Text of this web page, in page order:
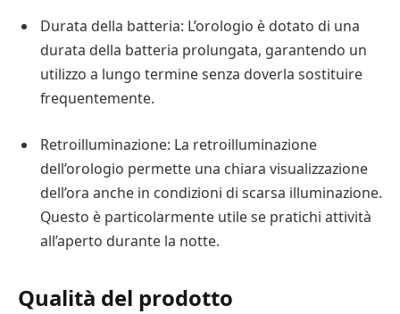
Durata della batteria: L’orologio è dotato di una
durata della batteria prolungata, garantendo un
utilizzo a lungo termine senza doverla sostituire
frequentemente.
Retroilluminazione: La retroilluminazione
dell’orologio permette una chiara visualizzazione
dell’ora anche in condizioni di scarsa illuminazione.
Questo è particolarmente utile se pratichi attività
all’aperto durante la notte.
Qualità del prodotto